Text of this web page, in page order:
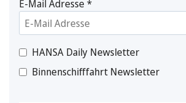
E-Mail Adresse*
HANSA Daily Newsletter
Binnenschifffahrt Newsletter